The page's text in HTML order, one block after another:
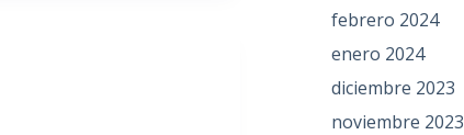
febrero 2024
enero 2024
diciembre 2023
noviembre 2023